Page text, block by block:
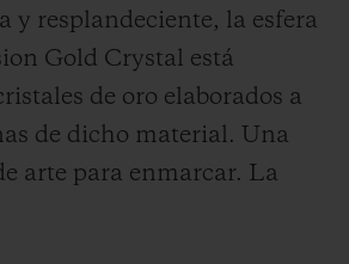
y resplandeciente, la esfera
Gold Crystal está
de oro elaborados a
de dicho material. Una
arte para enmarcar. La
del Classic Fusion Gold